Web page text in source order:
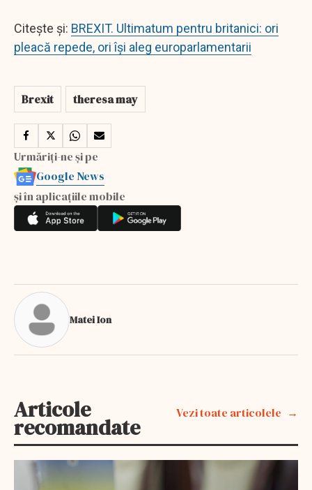
Citește și: BREXIT. Ultimatum pentru britanici: ori
pleacă repede, ori își aleg europarlamentarii
Brexit theresa may
Urmăriți-ne și pe
Google News
și în aplicațiile mobile
Matei Ion
Articole
recomandate
Vezi toate articolele